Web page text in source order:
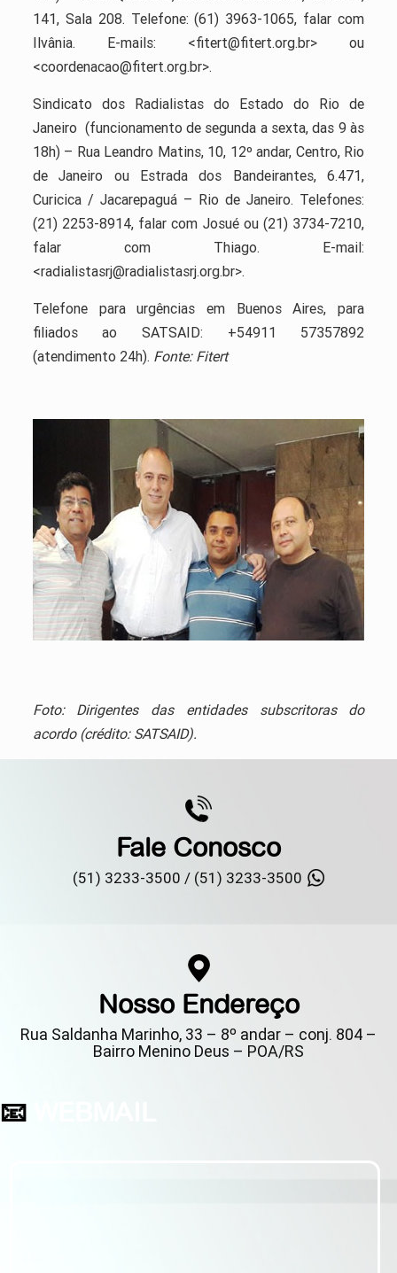
141, Sala 208. Telefone: (61) 3963-1065, falar com
Ilvânia. E-mails: <fitert@fitert.org.br> ou
<coordenacao@fitert.org.br>.
Sindicato dos Radialistas do Estado do Rio de
Janeiro (funcionamento de segunda a sexta, das 9 às
18h) – Rua Leandro Matins, 10, 12º andar, Centro, Rio
de Janeiro ou Estrada dos Bandeirantes, 6.471,
Curicica / Jacarepaguá – Rio de Janeiro. Telefones:
(21) 2253-8914, falar com Josué ou (21) 3734-7210,
falar com Thiago. E-mail:
<radialistasrj@radialistasrj.org.br>.
Telefone para urgências em Buenos Aires, para
filiados ao SATSAID: +54911 57357892
(atendimento 24h). Fonte: Fitert
Foto: Dirigentes das entidades subscritoras do
acordo (crédito: SATSAID).
Fale Conosco
(51) 3233-3500 / (51) 3233-3500
Nosso Endereço
Rua Saldanha Marinho, 33 – 8º andar – conj. 804 –
Bairro Menino Deus – POA/RS
📧